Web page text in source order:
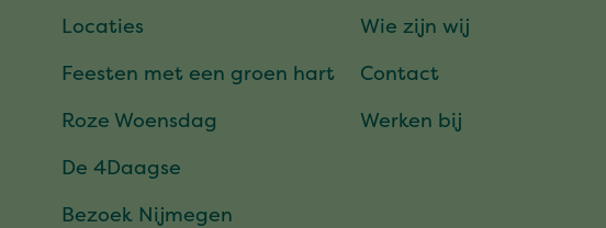
Locaties
Feesten met een groen hart
Roze Woensdag
De 4Daagse
Bezoek Nijmegen
Wie zijn wij
Contact
Werken bij